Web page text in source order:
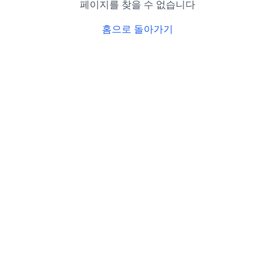
페이지를 찾을 수 없습니다
홈으로 돌아가기